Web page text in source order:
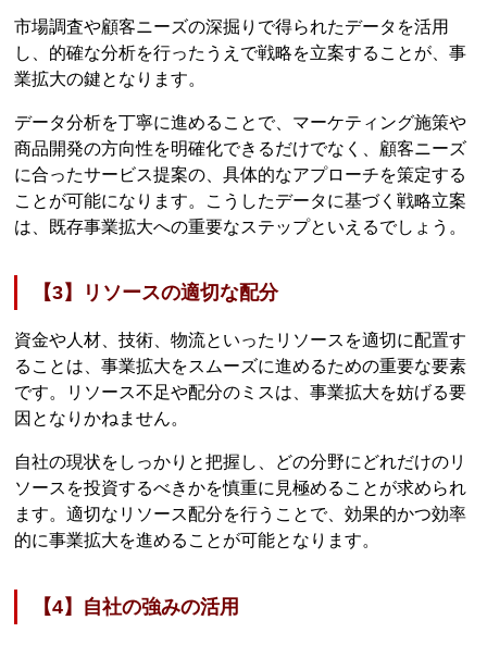
市場調査や顧客ニーズの深掘りで得られたデータを活用
し、的確な分析を行ったうえで戦略を立案することが、事
業拡大の鍵となります。
データ分析を丁寧に進めることで、マーケティング施策や
商品開発の方向性を明確化できるだけでなく、顧客ニーズ
に合ったサービス提案の、具体的なアプローチを策定する
ことが可能になります。こうしたデータに基づく戦略立案
は、既存事業拡大への重要なステップといえるでしょう。
【3】リソースの適切な配分
資金や人材、技術、物流といったリソースを適切に配置す
ることは、事業拡大をスムーズに進めるための重要な要素
です。リソース不足や配分のミスは、事業拡大を妨げる要
因となりかねません。
自社の現状をしっかりと把握し、どの分野にどれだけのリ
ソースを投資するべきかを慎重に見極めることが求められ
ます。適切なリソース配分を行うことで、効果的かつ効率
的に事業拡大を進めることが可能となります。
【4】自社の強みの活用